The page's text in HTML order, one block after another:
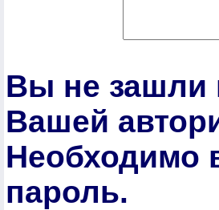
Вы не зашли
Вашей
Необходимо
пароль.